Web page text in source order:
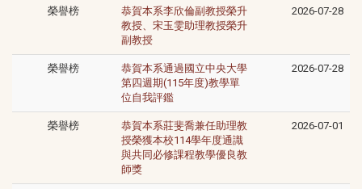
榮譽榜
恭賀本系李欣倫副教授榮升
教授、宋玉雯助理教授榮升
副教授
2026-07-28
榮譽榜
恭賀本系通過國立中央大學
第四週期(115年度)教學單
位自我評鑑
2026-07-28
榮譽榜
恭賀本系莊斐喬兼任助理教
授榮獲本校114學年度通識
與共同必修課程教學優良教
師獎
2026-07-01